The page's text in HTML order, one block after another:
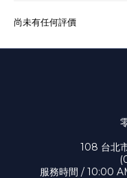
尚未有任何評價
108 台北
服務時間 / 10:00